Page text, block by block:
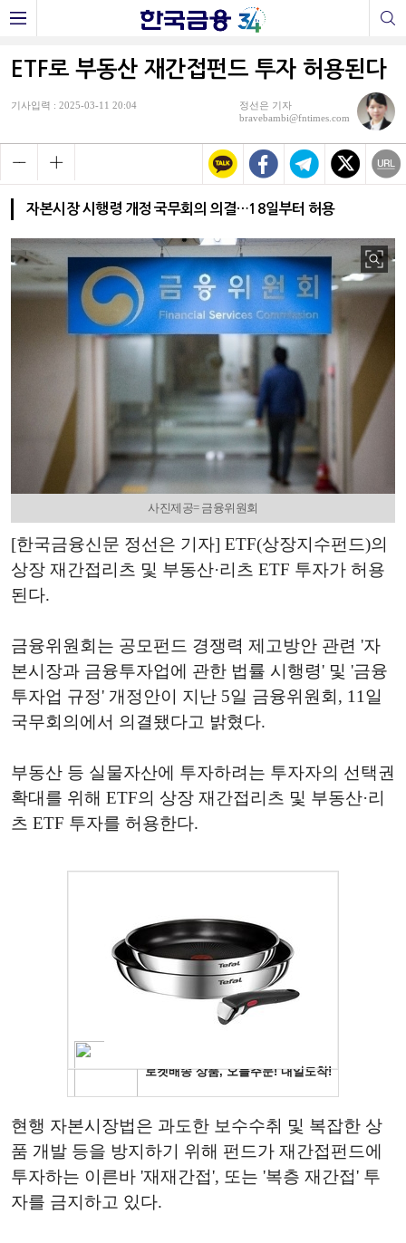
ETF로 부동산 재간접펀드 투자 허용된다
기사입력 : 2025-03-11 20:04
정선은 기자
bravebambi@fntimes.com
자본시장 시행령 개정 국무회의 의결…18일부터 허용
사진제공= 금융위원회
[한국금융신문 정선은 기자] ETF(상장지수펀드)의
상장 재간접리츠 및 부동산·리츠 ETF 투자가 허용
된다.
금융위원회는 공모펀드 경쟁력 제고방안 관련 '자
본시장과 금융투자업에 관한 법률 시행령' 및 '금융
투자업 규정' 개정안이 지난 5일 금융위원회, 11일
국무회의에서 의결됐다고 밝혔다.
부동산 등 실물자산에 투자하려는 투자자의 선택권
확대를 위해 ETF의 상장 재간접리츠 및 부동산·리
츠 ETF 투자를 허용한다.
현행 자본시장법은 과도한 보수수취 및 복잡한 상
품 개발 등을 방지하기 위해 펀드가 재간접펀드에
투자하는 이른바 '재재간접', 또는 '복층 재간접' 투
자를 금지하고 있다.